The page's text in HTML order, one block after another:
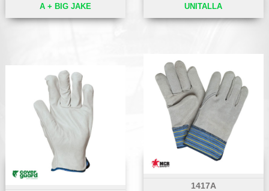
A + BIG JAKE
UNITALLA
1417A